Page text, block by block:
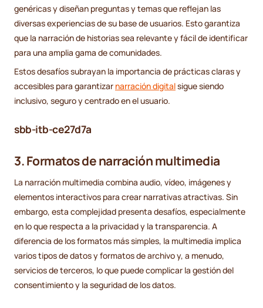
genéricas y diseñan preguntas y temas que reflejan las
diversas experiencias de su base de usuarios. Esto garantiza
que la narración de historias sea relevante y fácil de identificar
para una amplia gama de comunidades.
Estos desafíos subrayan la importancia de prácticas claras y
accesibles para garantizar narración digitalsigue siendo
inclusivo, seguro y centrado en el usuario.
sbb-itb-ce27d7a
3. Formatos de narración multimedia
La narración multimedia combina audio, vídeo, imágenes y
elementos interactivos para crear narrativas atractivas. Sin
embargo, esta complejidad presenta desafíos, especialmente
en lo que respecta a la privacidad y la transparencia. A
diferencia de los formatos más simples, la multimedia implica
varios tipos de datos y formatos de archivo y, a menudo,
servicios de terceros, lo que puede complicar la gestión del
consentimiento y la seguridad de los datos.